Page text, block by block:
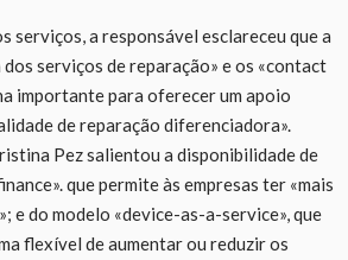
serviços, a responsável esclareceu que a
serviços de reparação» e os «contact
importante para oferecer um apoio
de reparação diferenciadora».
Pez salientou a disponibilidade de
que permite às empresas ter «mais
e do modelo «device-as-a-service», que
flexível de aumentar ou reduzir os